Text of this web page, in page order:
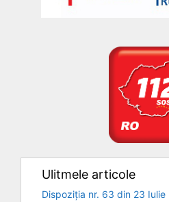
Ulitmele articole
Dispoziția nr. 63 din 23